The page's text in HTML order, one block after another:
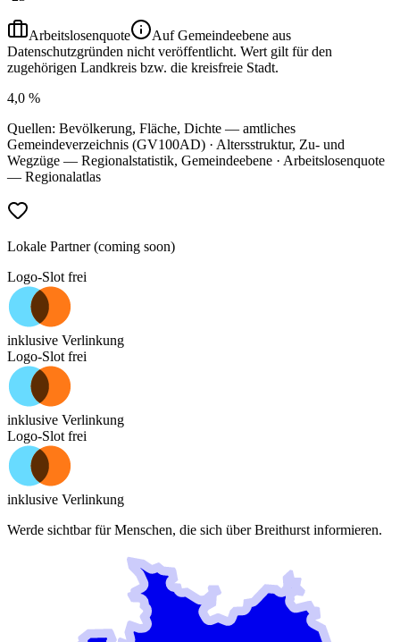
Arbeitslosenquote
Auf Gemeindeebene aus
Datenschutzgründen nicht veröffentlicht. Wert gilt für den
zugehörigen Landkreis bzw. die kreisfreie Stadt.
4,0 %
Quellen: Bevölkerung, Fläche, Dichte — amtliches
Gemeindeverzeichnis (GV100AD) · Altersstruktur, Zu- und
Wegzüge — Regionalstatistik, Gemeindeebene · Arbeitslosenquote
— Regionalatlas
Lokale Partner (coming soon)
Logo-Slot frei
inklusive Verlinkung
Logo-Slot frei
inklusive Verlinkung
Logo-Slot frei
inklusive Verlinkung
Werde sichtbar für Menschen, die sich überBreithurst informieren.